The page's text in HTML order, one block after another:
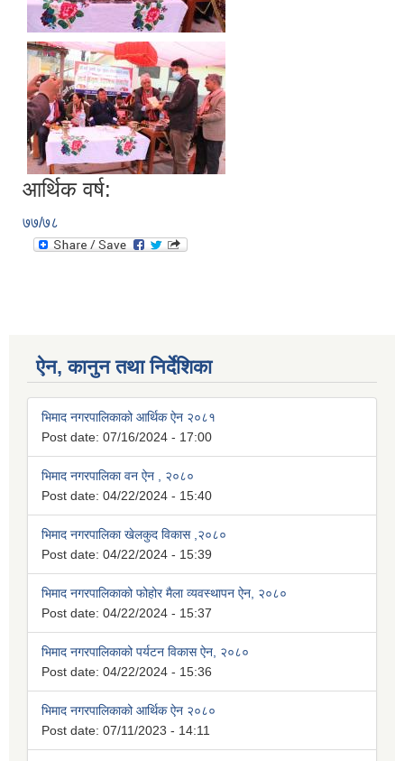
आर्थिक वर्ष:
७७/७८
ऐन, कानुन तथा निर्देशिका
भिमाद नगरपालिकाको आर्थिक ऐन २०८१
Post date: 07/16/2024 - 17:00
भिमाद नगरपालिका वन ऐन , २०८०
Post date: 04/22/2024 - 15:40
भिमाद नगरपालिका खेलकुद विकास ,२०८०
Post date: 04/22/2024 - 15:39
भिमाद नगरपालिकाको फोहोर मैला व्यवस्थापन ऐन, २०८०
Post date: 04/22/2024 - 15:37
भिमाद नगरपालिकाको पर्यटन विकास ऐन, २०८०
Post date: 04/22/2024 - 15:36
भिमाद नगरपालिकाको आर्थिक ऐन २०८०
Post date: 07/11/2023 - 14:11